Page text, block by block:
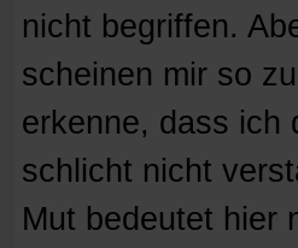
nicht begriffen.
scheinen mir so
erkenne, dass ich
schlicht nicht
Mut bedeutet hier